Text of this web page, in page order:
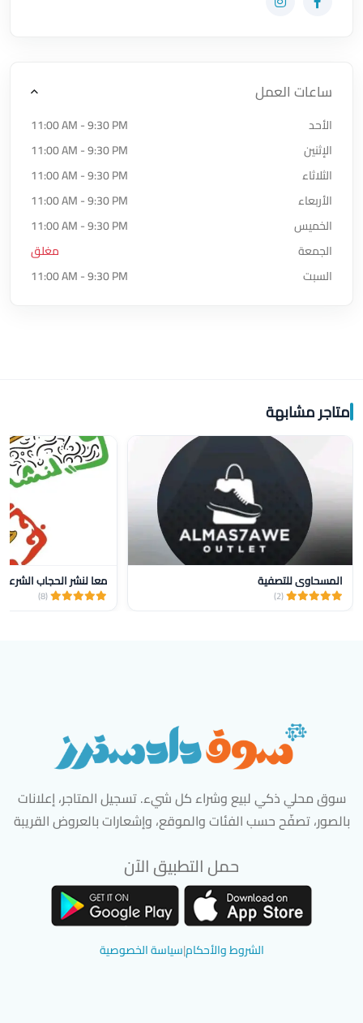
زيارة حساب المتجر على Facebook-f
زيارة حساب المتجر على Instagram
ساعات العمل
الأحد
11:00 AM - 9:30 PM
الإثنين
11:00 AM - 9:30 PM
الثلاثاء
11:00 AM - 9:30 PM
الأربعاء
11:00 AM - 9:30 PM
الخميس
11:00 AM - 9:30 PM
الجمعة
مغلق
السبت
11:00 AM - 9:30 PM
متاجر مشابهة
المسحاوي للتصفية
(2)
معا لنشر الحجاب
(8)
سوق محلي ذكي لبيع وشراء كل شيء. تسجيل المتاجر، إعلانات
بالصور، تصفّح حسب الفئات والموقع، وإشعارات بالعروض القريبة
حمل التطبيق الآن
الشروط والأحكام|سياسة الخصوصية